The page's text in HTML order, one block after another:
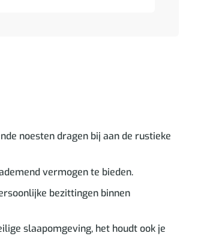
noesten dragen bij aan de rustieke
vermogen te bieden.
bezittingen binnen
slaapomgeving, het houdt ook je